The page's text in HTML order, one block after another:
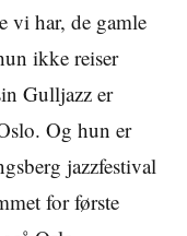
vi har, de gamle
ikke reiser
Gulljazz er
Og hun er
jazzfestival
for første